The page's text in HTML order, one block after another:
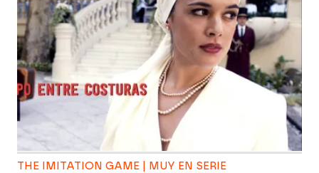
THE IMITATION GAME | MUY EN SERIE